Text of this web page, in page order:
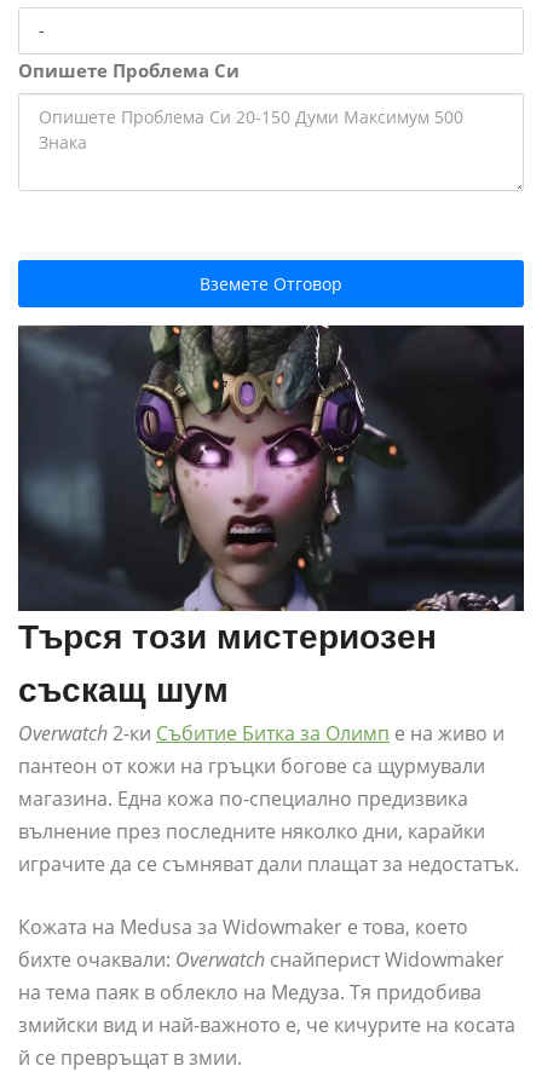
Опишете Проблема Си
Вземете Отговор
Търся този мистериозен
съскащ шум
Overwatch2-ки Събитие Битка за Олимп е на живо и
пантеон от кожи на гръцки богове са щурмували
магазина. Една кожа по-специално предизвика
вълнение през последните няколко дни, карайки
играчите да се съмняват дали плащат за недостатък.
Кожата на Medusa за Widowmaker е това, което
бихте очаквали: Overwatch снайперист Widowmaker
на тема паяк в облекло на Медуза. Тя придобива
змийски вид и най-важното е, че кичурите на косата
й се превръщат в змии.